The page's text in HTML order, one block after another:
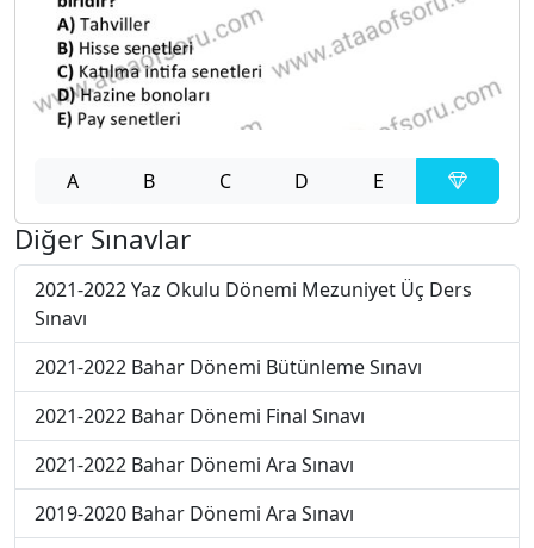
A B C D E
Diğer Sınavlar
2021-2022 Yaz Okulu Dönemi Mezuniyet Üç Ders
Sınavı
2021-2022 Bahar Dönemi Bütünleme Sınavı
2021-2022 Bahar Dönemi Final Sınavı
2021-2022 Bahar Dönemi Ara Sınavı
2019-2020 Bahar Dönemi Ara Sınavı